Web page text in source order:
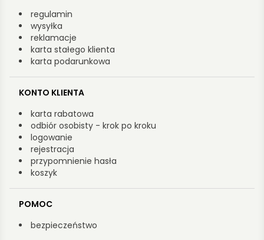
regulamin
wysyłka
reklamacje
karta stałego klienta
karta podarunkowa
KONTO KLIENTA
karta rabatowa
odbiór osobisty - krok po kroku
logowanie
rejestracja
przypomnienie hasła
koszyk
POMOC
bezpieczeństwo